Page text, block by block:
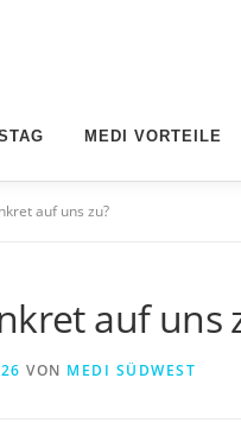
MEDI VORTEILE
auf uns zu?
auf uns
VON MEDI SÜDWEST